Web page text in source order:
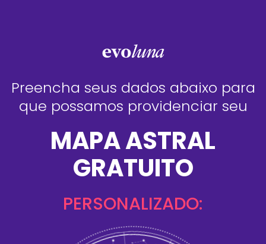
Preencha seus dados abaixo para
que possamos providenciar seu
MAPA ASTRAL
GRATUITO
PERSONALIZADO: